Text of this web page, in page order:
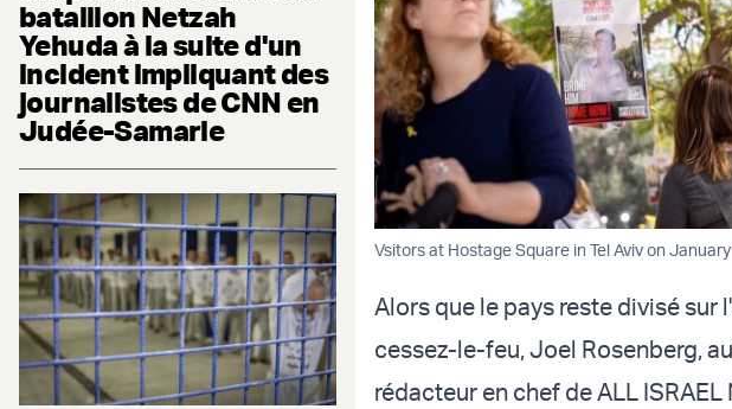
bataillon Netzah
Yehuda à la suite d'un
incident impliquant des
journalistes de CNN en
Judée-Samarie
Vsitors at Hostage Square in Tel Aviv on
Alors que le pays reste divisé
cessez-le-feu, Joel Rosenberg,
rédacteur en chef de ALL